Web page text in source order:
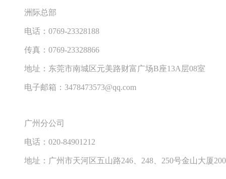
洲际总部
电话： 0769-23328188
传真： 0769-23328866
地址：东莞市南城区元美路财富广场B座13A 层08室
电子邮箱： 3478473573@qq.com
广州分公司
电话： 020-84901212
地址：广州市天河区五山路246 248 250号金山大厦